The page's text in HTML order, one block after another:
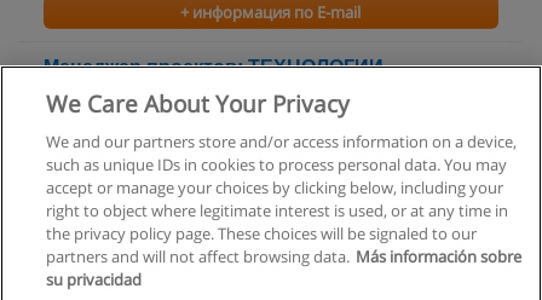
+ информация по E-mail
Менеджер проектов: ТЕХНОЛОГИИ
ПРОЕКТНОГО УПРАВЛЕНИЯ
Бизнес-школа Технологий Менеджмента
+ информация по E-mail
We Care About Your Privacy
We and our partners store and/or access information on a device,
such as unique IDs in cookies to process personal data. You may
accept or manage your choices by clicking below, including your
right to object where legitimate interest is used, or at any time in
the privacy policy page. These choices will be signaled to our
partners and will not affect browsing data. Más información sobre
su privacidad